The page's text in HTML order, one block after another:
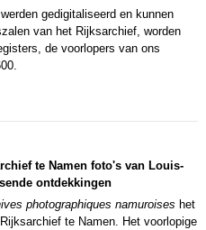
gedigitaliseerd en kunnen
van het Rijksarchief, worden
de voorlopers van ons
te Namen foto's van Louis-
ontdekkingen
photographiques namuroises het
te Namen. Het voorlopige